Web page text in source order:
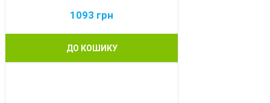
1093 грн
ДО КОШИКУ